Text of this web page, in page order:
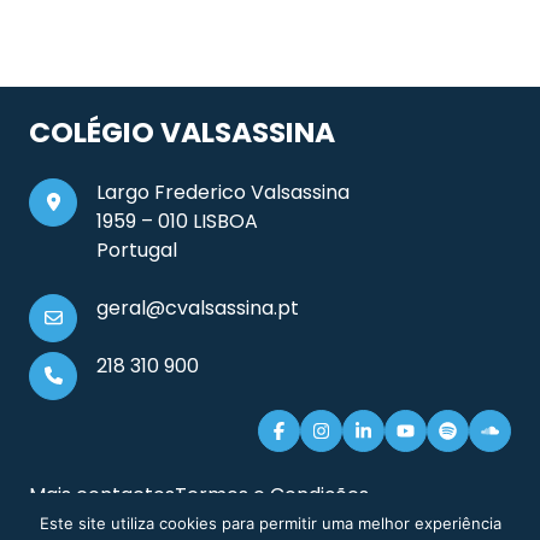
COLÉGIO VALSASSINA
Largo Frederico Valsassina
1959 – 010 LISBOA
Portugal
geral@cvalsassina.pt
218 310 900
Mais contactosTermos e Condições
Documentos e Informação LegalSitemap
Este site utiliza cookies para permitir uma melhor experiência